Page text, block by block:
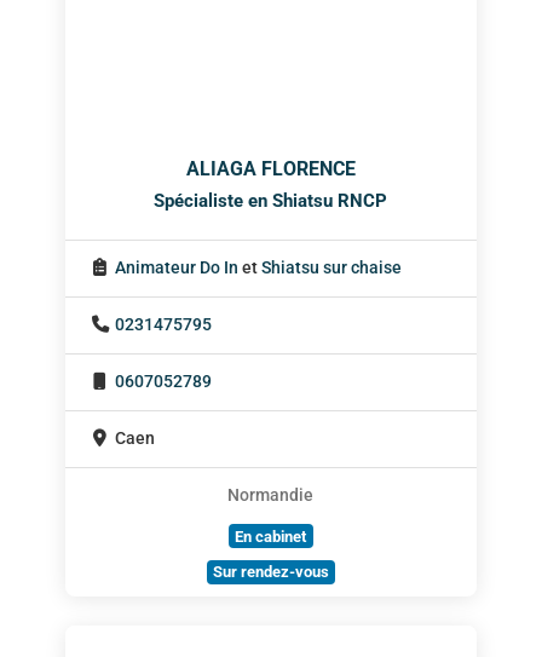
ALIAGA FLORENCE
Spécialiste en Shiatsu RNCP
Animateur Do In etShiatsu sur chaise
0231475795
0607052789
Caen
Normandie
En cabinet
Sur rendez-vous